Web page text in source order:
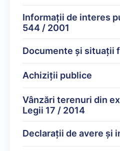
Informații de interes
544 / 2001
Documente şi situaţii
Achiziții publice
Vânzări terenuri din
Legii 17 / 2014
Declarații de avere şi